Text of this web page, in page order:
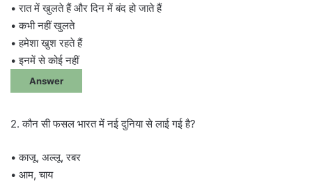
• रात में खुलते हैं और दिन में बंद हो जाते हैं
• कभी नहीं खुलते
• हमेशा खुश रहते हैं
• इनमें से कोई नहीं
Answer
2. कौन सी फसल भारत में नई दुनिया से लाई गई है?
• काजू, अल्लू, रबर
• आम, चाय